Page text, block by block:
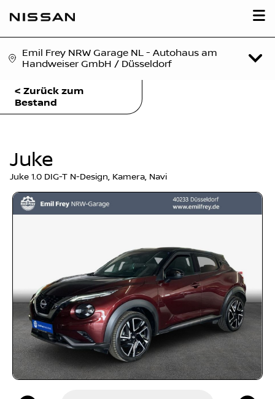
Emil Frey NRW Garage NL - Autohaus am
Handweiser GmbH / Düsseldorf
< Zurück zum
Bestand
Juke
Juke 1.0 DIG-T N-Design, Kamera, Navi